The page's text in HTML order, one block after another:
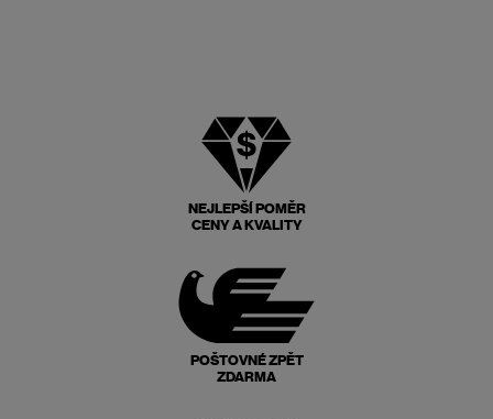
NEJLEPŠÍ POMĚR
CENY A KVALITY
POŠTOVNÉ ZPĚT
ZDARMA